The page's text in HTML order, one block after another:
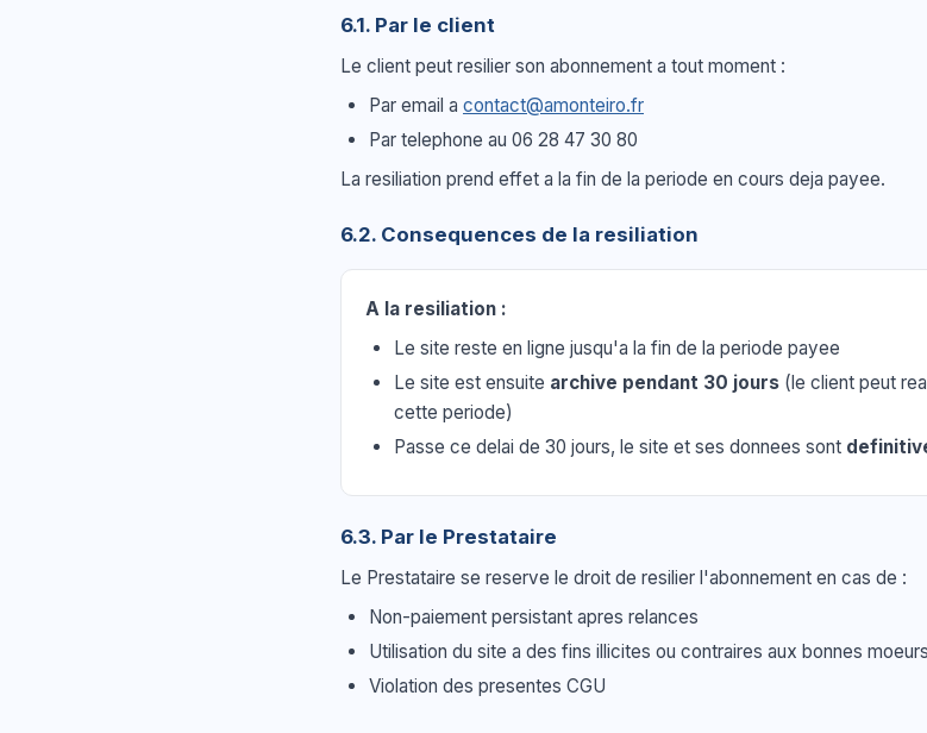
6.1. Par le client
Le client peut resilier son abonnement a tout moment :
Par email a contact@amonteiro.fr
Par telephone au 06 28 47 30 80
La resiliation prend effet a la fin de la periode en cours deja payee.
6.2. Consequences de la resiliation
A la resiliation :
Le site reste en ligne jusqu'a la fin de la periode payee
Le site est ensuite archive pendant 30 jours (le client peut
cette periode)
Passe ce delai de 30 jours, le site et ses donnees sont
6.3. Par le Prestataire
Le Prestataire se reserve le droit de resilier l'abonnement en cas de :
Non-paiement persistant apres relances
Utilisation du site a des fins illicites ou contraires aux bonnes moeurs
Violation des presentes CGU